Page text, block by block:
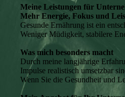
Meine Leistungen für
Mehr Energie, Fokus und
Gesunde Ernährung ist ein
Weniger Müdigkeit, stabilere
Was mich besonders macht
Durch meine langjährige
Impulse realistisch umsetzbar
Wenn Sie die Gesundheit und